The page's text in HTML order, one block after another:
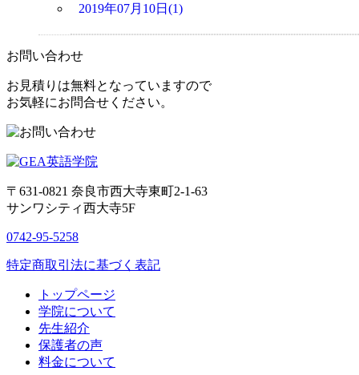
2019年07月10日(1)
お問い合わせ
お見積りは無料となっていますので
お気軽にお問合せください。
〒631-0821 奈良市西大寺東町2-1-63
サンワシティ西大寺5F
0742-95-5258
特定商取引法に基づく表記
トップページ
学院について
先生紹介
保護者の声
料金について